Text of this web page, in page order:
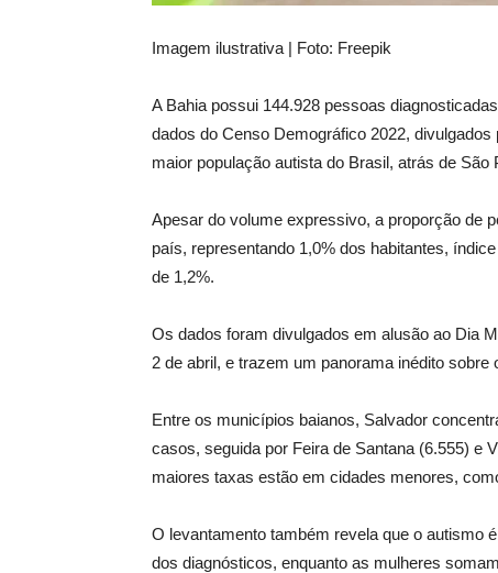
Imagem ilustrativa | Foto: Freepik
A Bahia possui 144.928 pessoas
dados do Censo Demográfico 2022,
maior população autista do Brasil, atrás de
Apesar do volume expressivo, a proporção de
país, representando 1,0% dos habitantes,
de 1,2%.
Os dados foram divulgados em alusão ao Dia
2 de abril, e trazem um panorama inédito sobre
Entre os municípios baianos, Salvador
casos, seguida por Feira de Santana (6.555) e
maiores taxas estão em cidades menores,
O levantamento também revela que o autismo
dos diagnósticos, enquanto as mulheres